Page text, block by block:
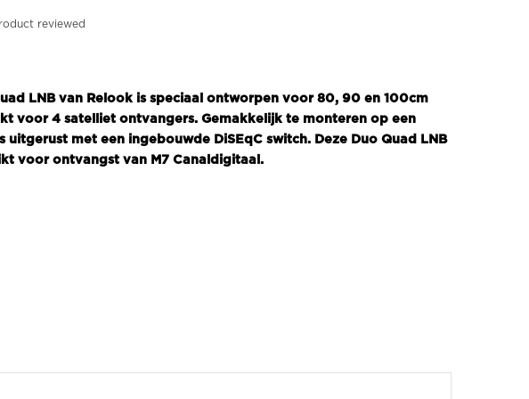
reviewed
LNB van Relook is speciaal ontworpen voor 80, 90 en 100cm
voor 4 satelliet ontvangers. Gemakkelijk te monteren op een
uitgerust met een ingebouwde DiSEqC switch. Deze Duo Quad LNB
voor ontvangst van M7 Canaldigitaal.